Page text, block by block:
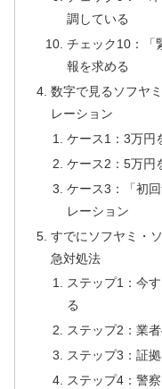
調している
チェック10：「
報を求める
数字で見るソフヤ
レーション
ケース1：3万円
ケース2：5万円
ケース3：「初
レーション
すでにソフヤミ・
急対処法
ステップ1：今
る
ステップ2：業
ステップ3：証
ステップ4：警